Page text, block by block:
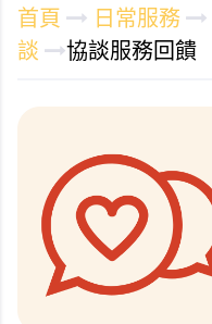
首頁 日常服務
談
協談服務回饋